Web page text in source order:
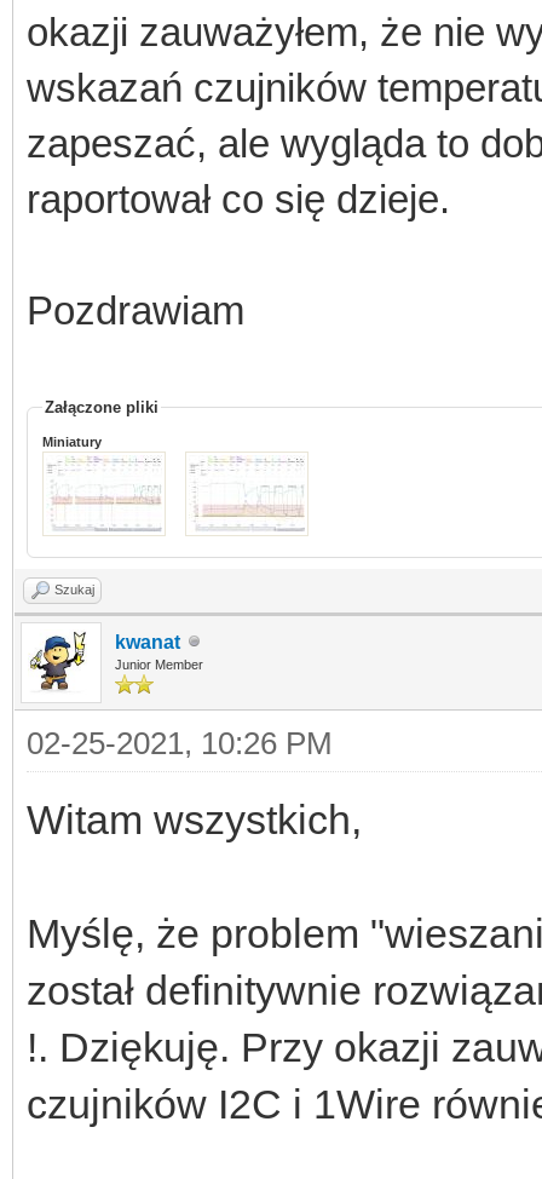
okazji zauważyłem, że nie
wskazań czujników
zapeszać, ale wygląda to
raportował co się dzieje.
Pozdrawiam
Załączone pliki
Miniatury
Szukaj
kwanat
Junior Member
02-25-2021, 10:26 PM
Witam wszystkich,
Myślę, że problem
został definitywnie
!. Dziękuję. Przy okazji
czujników I2C i 1Wire